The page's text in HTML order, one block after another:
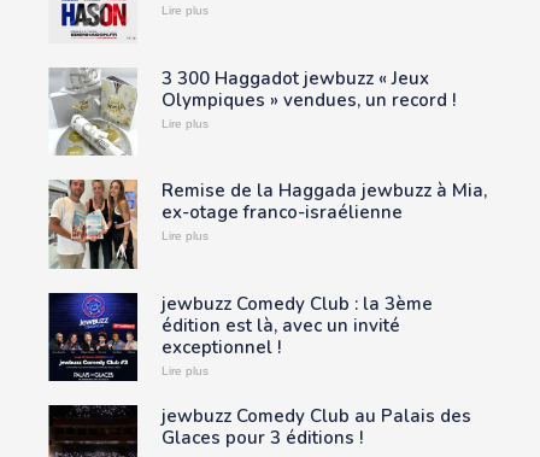
Lire plus
3 300 Haggadot jewbuzz « Jeux
Olympiques » vendues, un record !
Lire plus
Remise de la Haggada jewbuzz à Mia,
ex-otage franco-israélienne
Lire plus
jewbuzz Comedy Club : la 3ème
édition est là, avec un invité
exceptionnel !
Lire plus
jewbuzz Comedy Club au Palais des
Glaces pour 3 éditions !